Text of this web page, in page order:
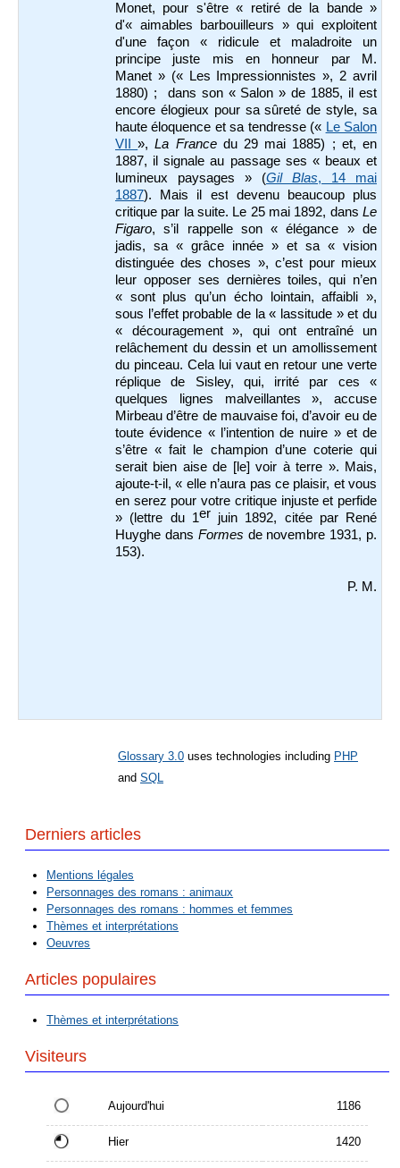
Monet, pour s'être « retiré de la bande »
d'« aimables barbouilleurs » qui exploitent
d'une façon « ridicule et maladroite un
principe juste mis en honneur par M.
Manet » (« Les Impressionnistes », 2 avril
1880) ; dans son « Salon » de 1885, il est
encore élogieux pour sa sûreté de style, sa
haute éloquence et sa tendresse (« Le Salon
VII»,La France du 29 mai 1885) ; et, en
1887, il signale au passage ses « beaux et
lumineux paysages » (Gil Blas, 14 mai
1887). Mais il est devenu beaucoup plus
critique par la suite. Le 25 mai 1892, dans Le
Figaro, s’il rappelle son « élégance » de
jadis, sa « grâce innée » et sa « vision
distinguée des choses », c’est pour mieux
leur opposer ses dernières toiles, qui n’en
« sont plus qu’un écho lointain, affaibli »,
sous l’effet probable de la « lassitude » et du
« découragement », qui ont entraîné un
relâchement du dessin et un amollissement
du pinceau. Cela lui vaut en retour une verte
réplique de Sisley, qui, irrité par ces «
quelques lignes malveillantes », accuse
Mirbeau d’être de mauvaise foi, d’avoir eu de
toute évidence « l’intention de nuire » et de
s’être « fait le champion d’une coterie qui
serait bien aise de [le] voir à terre ». Mais,
ajoute-t-il, « elle n’aura pas ce plaisir, et vous
en serez pour votre critique injuste et perfide
» (lettre du 1er juin 1892, citée par René
Huyghe dans Formes de novembre 1931, p.
153).
P. M.
Glossary 3.0 uses technologies including PHP
and SQL
Derniers articles
Mentions légales
Personnages des romans : animaux
Personnages des romans : hommes et femmes
Thèmes et interprétations
Oeuvres
Articles populaires
Thèmes et interprétations
Visiteurs
Aujourd'hui 1186
Hier 1420